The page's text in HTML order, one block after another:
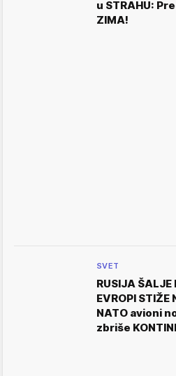
u STRAHU:
ZIMA!
SVET
RUSIJA ŠALJE
EVROPI STIŽE
NATO avioni
zbriše